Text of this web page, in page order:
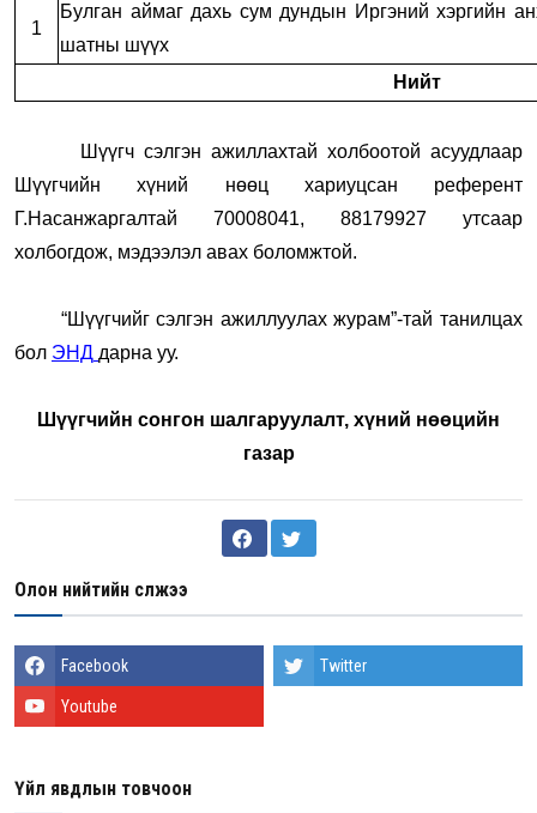
1
Булган аймаг дахь сум дундын Иргэний хэргийн
шатны шүүх
Нийт
Шүүгч сэлгэн ажиллахтай холбоотой асуудлаар
Шүүгчийн хүний нөөц хариуцсан референт
Г.Насанжаргалтай 70008041, 88179927 утсаар
холбогдож, мэдээлэл авах боломжтой.
“Шүүгчийг сэлгэн ажиллуулах журам”-тай танилцах
бол ЭНД дарна уу.
Шүүгчийн сонгон шалгаруулалт, хүний нөөцийн
газар
Олон нийтийн сүлжээ
Facebook Twitter
Youtube
Үйл явдлын товчоон